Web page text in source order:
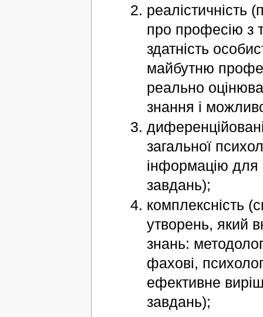
реалістичність
про професію з
здатність
майбутню
реально
знання і
загальної
інформацію для
завдань);
комплексність
утворень, який
знань:
фахові,
ефективне
завдань);